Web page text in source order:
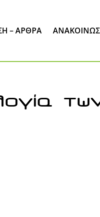
– ΆΡΘΡΑ